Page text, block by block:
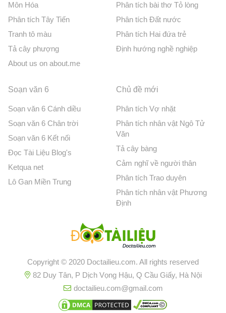
Môn Hóa
Phân tích Tây Tiến
Tranh tô màu
Tả cây phượng
About us on about.me
Phân tích bài thơ Tỏ lòng
Phân tích Đất nước
Phân tích Hai đứa trẻ
Định hướng nghề nghiệp
Soạn văn 6
Soạn văn 6 Cánh diều
Soạn văn 6 Chân trời
Soạn văn 6 Kết nối
Đọc Tài Liệu Blog's
Ketqua net
Lô Gan Miền Trung
Chủ đề mới
Phân tích Vợ nhặt
Phân tích nhân vật Ngô Tử
Văn
Tả cây bàng
Cảm nghĩ về người thân
Phân tích Trao duyên
Phân tích nhân vật Phương
Định
Copyright © 2020 Doctailieu.com. All rights reserved
82 Duy Tân, P Dịch Vọng Hậu, Q Cầu Giấy, Hà Nội
doctailieu.com@gmail.com